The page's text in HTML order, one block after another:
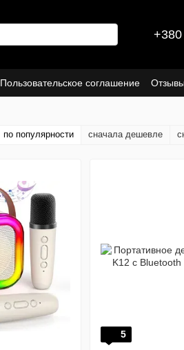
Пользовательское соглашение
по популярности сначала дешевле
5